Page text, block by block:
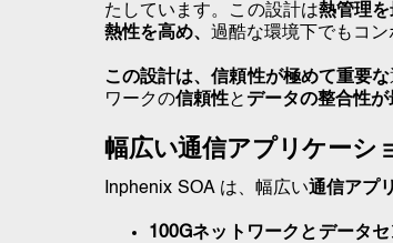
たしています。この設計は熱管理を
熱性を高め、過酷な環境下でもコ
この設計は、信頼性が極めて重要な
ワークの信頼性と データの整合性
幅広い通信アプリケーシ
Inphenix SOA は、幅広い通信アプ
100Gネットワークとデータ